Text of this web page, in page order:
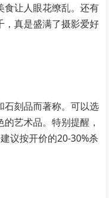
食让人眼花缭乱。还有
真是盛满了摄影爱好
石刻品而著称。可以选
艺术品。特别提醒，
议按开价的20-30%杀